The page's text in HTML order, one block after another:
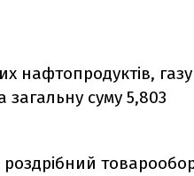
нафтопродуктів, газу
загальну суму 5,803